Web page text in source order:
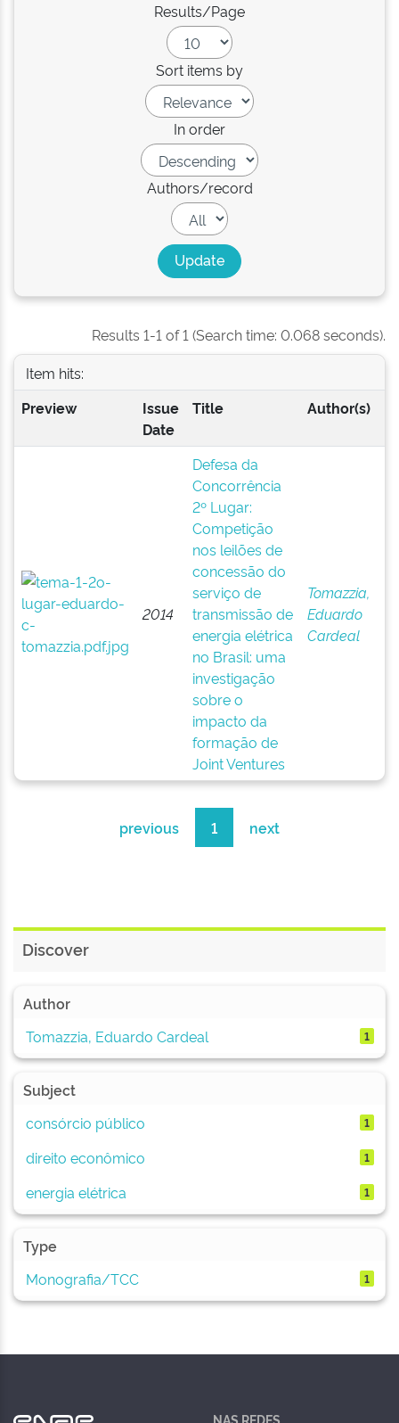
Results/Page
Sort items by
In order
Authors/record
Results 1-1 of 1 (Search time: 0.068 seconds).
Item hits:
Preview
Issue
Date
Title Author(s)
2014
Defesa da
Concorrência
2º Lugar:
Competição
nos leilões de
concessão do
serviço de
transmissão de
energia elétrica
no Brasil: uma
investigação
sobre o
impacto da
formação de
Joint Ventures
Tomazzia,
Eduardo
Cardeal
previous 1 next
Discover
Author
Tomazzia, Eduardo Cardeal
1
Subject
consórcio público
1
direito econômico 1
energia elétrica 1
Type
Monografia/TCC
1
NAS REDES